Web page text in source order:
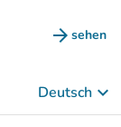
arrow_forward sehen
(new
Deutsch keyboard_arrow_down